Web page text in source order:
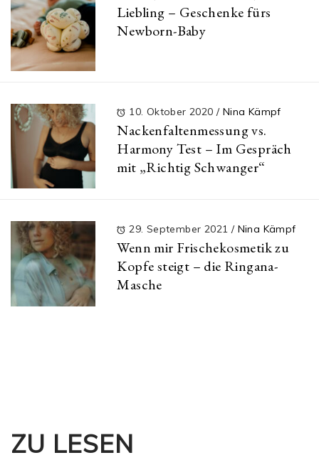
Liebling – Geschenke fürs
Newborn-Baby
10. Oktober 2020 / Nina Kämpf
Nackenfaltenmessung vs.
Harmony Test – Im Gespräch
mit „Richtig Schwanger“
29. September 2021 / Nina Kämpf
Wenn mir Frischekosmetik zu
Kopfe steigt – die Ringana-
Masche
ZU LESEN